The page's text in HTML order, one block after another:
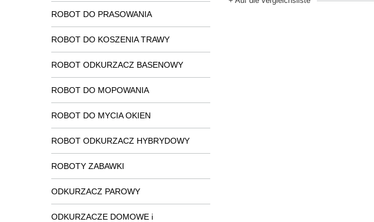
ROBOT DO PRASOWANIA
ROBOT DO KOSZENIA TRAWY
ROBOT ODKURZACZ BASENOWY
ROBOT DO MOPOWANIA
ROBOT DO MYCIA OKIEN
ROBOT ODKURZACZ HYBRYDOWY
ROBOTY ZABAWKI
ODKURZACZ PAROWY
ODKURZACZE DOMOWE i